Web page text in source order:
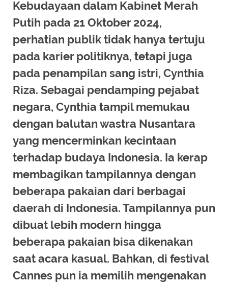
Kebudayaan dalam Kabinet Merah
Putih pada 21 Oktober 2024,
perhatian publik tidak hanya tertuju
pada karier politiknya, tetapi juga
pada penampilan sang istri, Cynthia
Riza. Sebagai pendamping pejabat
negara, Cynthia tampil memukau
dengan balutan wastra Nusantara
yang mencerminkan kecintaan
terhadap budaya Indonesia. Ia kerap
membagikan tampilannya dengan
beberapa pakaian dari berbagai
daerah di Indonesia. Tampilannya pun
dibuat lebih modern hingga
beberapa pakaian bisa dikenakan
saat acara kasual. Bahkan, di festival
Cannes pun ia memilih mengenakan